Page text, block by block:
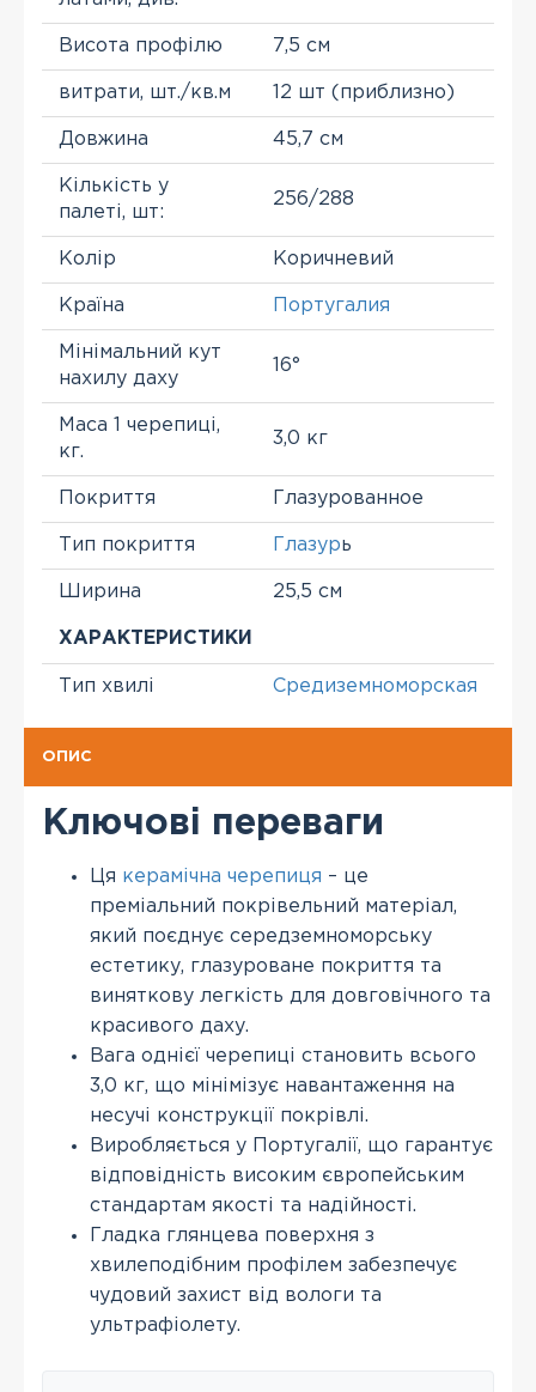
Висота профілю 7,5 см
витрати, шт./кв.м 12 шт (приблизно)
Довжина 45,7 см
Кількість у
палеті, шт:
256/288
Колір Коричневий
Країна Португалия
Мінімальний кут
нахилу даху
16°
Маса 1 черепиці,
кг.
3,0 кг
Покриття Глазурованное
Тип покриття Глазурь
Ширина 25,5 см
ХАРАКТЕРИСТИКИ
Тип хвилі Средиземноморская
ОПИС
Ключові переваги
Ця керамічна черепиця – це
преміальний покрівельний матеріал,
який поєднує середземноморську
естетику, глазуроване покриття та
виняткову легкість для довговічного та
красивого даху.
Вага однієї черепиці становить всього
3,0 кг, що мінімізує навантаження на
несучі конструкції покрівлі.
Виробляється у Португалії, що гарантує
відповідність високим європейським
стандартам якості та надійності.
Гладка глянцева поверхня з
хвилеподібним профілем забезпечує
чудовий захист від вологи та
ультрафіолету.